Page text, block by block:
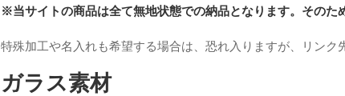
※当サイトの商品は全て無地状態での納品となります。そのた
特殊加工や名入れも希望する場合は、恐れ入りますが、リンク
ガラス素材